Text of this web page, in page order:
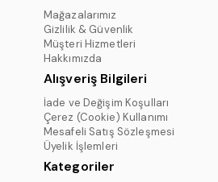
Mağazalarımız
Gizlilik & Güvenlik
Müşteri Hizmetleri
Hakkımızda
Alışveriş Bilgileri
İade ve Değişim Koşulları
Çerez (Cookie) Kullanımı
Mesafeli Satış Sözleşmesi
Üyelik İşlemleri
Kategoriler